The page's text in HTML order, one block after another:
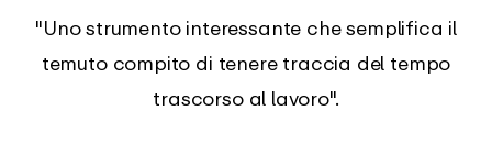
"Uno strumento interessante che semplifica il
temuto compito di tenere traccia del tempo
trascorso al lavoro".